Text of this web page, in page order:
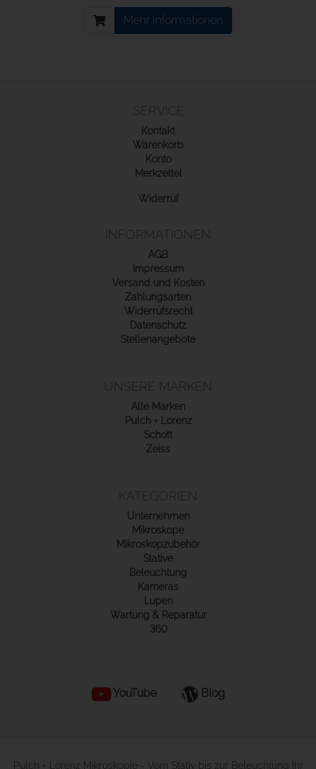
Mehr Informationen
SERVICE
Kontakt
Warenkorb
Konto
Merkzettel
Widerruf
INFORMATIONEN
AGB
Impressum
Versand und Kosten
Zahlungsarten
Widerrufsrecht
Datenschutz
Stellenangebote
UNSERE MARKEN
Alle Marken
Pulch + Lorenz
Schott
Zeiss
KATEGORIEN
Unternehmen
Mikroskope
Mikroskopzubehör
Stative
Beleuchtung
Kameras
Lupen
Wartung & Reparatur
360
YouTube Blog
Pulch + Lorenz Mikroskopie - Vom Stativ bis zur Beleuchtung Ihr